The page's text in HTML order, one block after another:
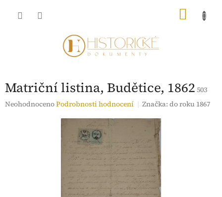
Matriční listina, Budětice, 1862 503
Průměrné
NeohodnocenoPodrobnosti hodnocení Značka:do roku 1867